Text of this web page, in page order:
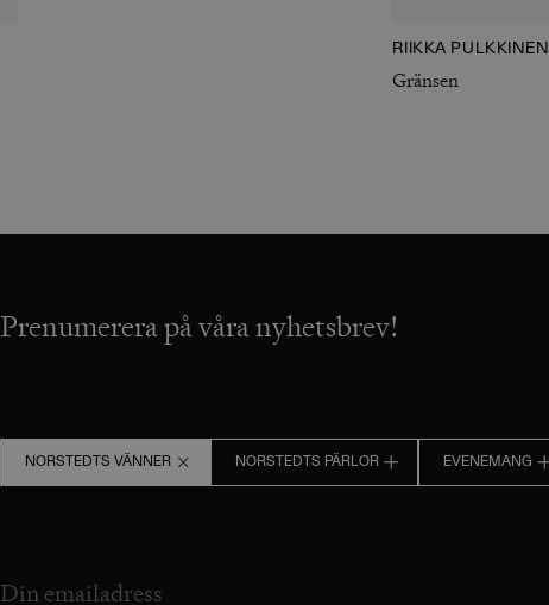
RIIKKA PULKKINEN
Gränsen
Prenumerera på våra nyhetsbrev!
NORSTEDTS VÄNNER NORSTEDTS PÄRLOR EVENEMANG